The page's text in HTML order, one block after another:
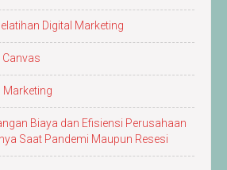
Digital Marketing
Marketing
Biaya dan Efisiensi Perusahaan
Saat Pandemi Maupun Resesi